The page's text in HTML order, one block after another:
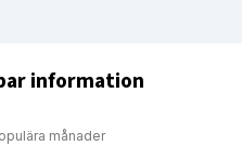
information
månader